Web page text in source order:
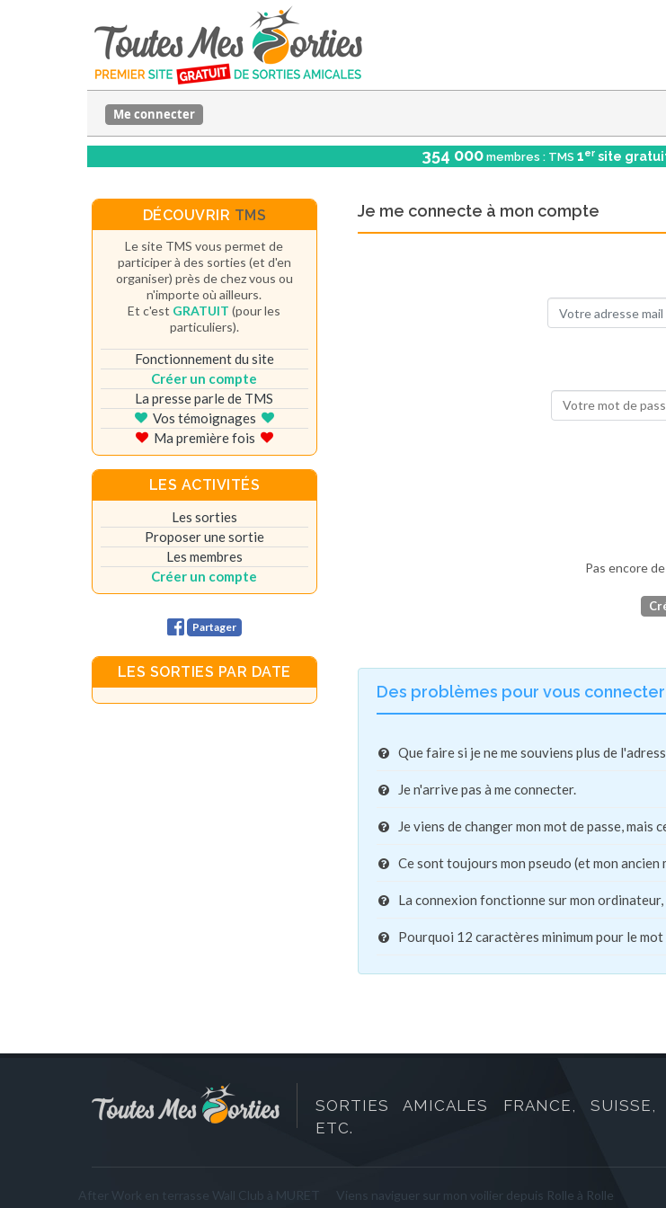
Me connecter
354 000 membres : TMS 1er site
Je me connecte à mon compte
Pas encore
Des problèmes pour vous connecter
Que faire si je ne me souviens plus de
Je n'arrive pas à me connecter.
Je viens de changer mon mot de passe, mais
Ce sont toujours mon pseudo (et mon
La connexion fonctionne sur mon
Pourquoi 12 caractères minimum pour le mot
DÉCOUVRIR TMS
Le site TMS vous permet de
participer à des sorties (et d'en
organiser) près de chez vous ou
n'importe où ailleurs.
Et c'est GRATUIT (pour les
particuliers).
Fonctionnement du site
Créer un compte
La presse parle de TMS
Vos témoignages
Ma première fois
LES ACTIVITÉS
Les sorties
Proposer une sortie
Les membres
Créer un compte
Partager
LES SORTIES PAR DATE
SORTIES AMICALES FRANCE, SUISSE,
ETC.
After Work en terrasse Wall Club à MURET
Viens naviguer sur mon voilier depuis Rolle à Rolle